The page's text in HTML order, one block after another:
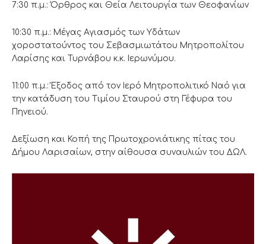
7:30 π.μ.: Όρθρος και Θεία Λειτουργία των Θεοφανίων
10:30 π.μ.: Μέγας Αγιασμός των Υδάτων
χοροστατούντος του Σεβασμιωτάτου Μητροπολίτου
Λαρίσης και Τυρνάβου κ.κ. Ιερωνύμου.
11:00 π.μ.: Έξοδος από τον Ιερό Μητροπολιτικό Ναό για
την κατάδυση του Τιμίου Σταυρού στη Γέφυρα του
Πηνειού.
Δεξίωση και Κοπή της Πρωτοχρονιάτικης πίτας του
Δήμου Λαρισαίων, στην αίθουσα συναυλιών του ΔΩΛ.